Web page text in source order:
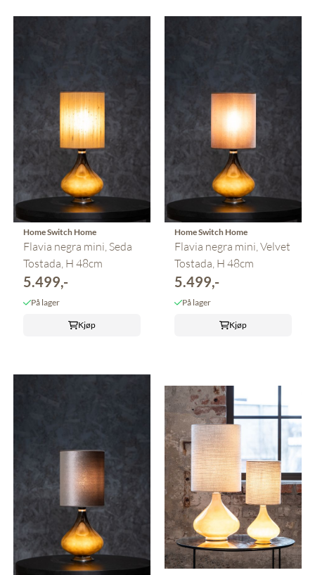
Home Switch Home
Flavia negra mini, Seda
Tostada, H 48cm
5.499,-
På lager
Kjøp
Home Switch Home
Flavia negra mini, Velvet
Tostada, H 48cm
5.499,-
På lager
Kjøp